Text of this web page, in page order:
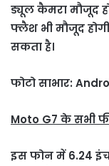
ड्यूल कैमरा मौजूद
फ्लैश भी मौजूद
सकता है।
फोटो साभार:
Moto G7 के सभी
इस फोन में 6.24 इंच